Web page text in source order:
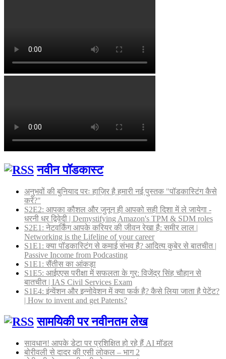
नवीन पॉडकास्ट
अनुभवों की बुनियाद परः हाज़िर है हमारी नई पुस्तक "पॉडकास्टिंग कैसे
करें?"
S2E2: आपका कौशल और जुनून ही आपको सही दिशा में ले जायेगा -
धरनी धर द्विवेदी | Demystifying Amazon's TPM & SDM roles
S2E1: नेटवर्किंग आपके करियर की जीवन रेखा है: समीर लाल |
Networking is the Lifeline of your career
S1E1: क्या पॉडकास्टिंग से कमाई संभव है? आदित्य कुबेर से बातचीत |
Passive Income from Podcasting
S1E1: सैंतीस का आंकड़ा
S1E5: आईएएस परीक्षा में सफलता के गुर: विजेंद्र सिंह चौहान से
बातचीत | IAS Civil Services Exam
S1E4: इंन्वेंशन और इन्नोवेशन में क्या फर्क है? कैसे लिया जाता है पेटेंट?
| How to invent and get Patents?
सामयिकी पर नवीनतम लेख
सावधान! आपके डेटा पर प्रशिक्षित हो रहे हैं AI मॉडल
बोरीवली से दादर की एसी लोकल – भाग 2